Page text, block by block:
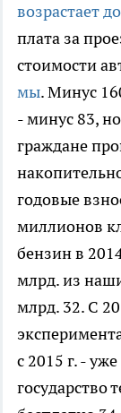
возрастает
плата за
стоимости
мы. Минус
- минус 83,
граждане
годовые
миллионов
бензин в
млрд. из
млрд. 32. С
с 2015 г. -
государство